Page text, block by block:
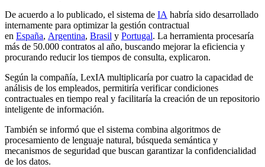
De acuerdo a lo publicado, el sistema de IA habría sido desarrollado
internamente para optimizar la gestión contractual
en España, Argentina, Brasil y Portugal. La herramienta procesaría
más de 50.000 contratos al año, buscando mejorar la eficiencia y
procurando reducir los tiempos de consulta, explicaron.
Según la compañía, LexIA multiplicaría por cuatro la capacidad de
análisis de los empleados, permitiría verificar condiciones
contractuales en tiempo real y facilitaría la creación de un repositorio
inteligente de información.
También se informó que el sistema combina algoritmos de
procesamiento de lenguaje natural, búsqueda semántica y
mecanismos de seguridad que buscan garantizar la confidencialidad
de los datos.